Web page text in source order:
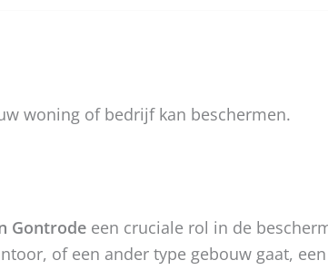
woning of bedrijf kan beschermen.
Gontrode een cruciale rol in de
of een ander type gebouw gaat,